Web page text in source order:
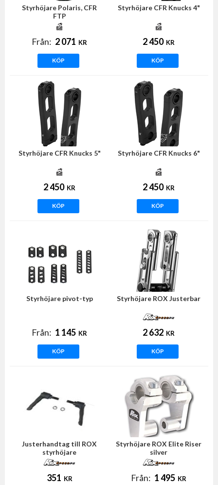
Styrhöjare Polaris, CFR
FTP
Från: 2 071 KR
KÖP
Styrhöjare CFR Knucks 4"
2 450 KR
KÖP
Styrhöjare CFR Knucks 5"
2 450 KR
KÖP
Styrhöjare CFR Knucks 6"
2 450 KR
KÖP
Styrhöjare pivot-typ
Från: 1 145 KR
KÖP
Styrhöjare ROX Justerbar
2 632 KR
KÖP
Justerhandtag till ROX
styrhöjare
351 KR
Styrhöjare ROX Elite Riser
silver
Från: 1 495 KR